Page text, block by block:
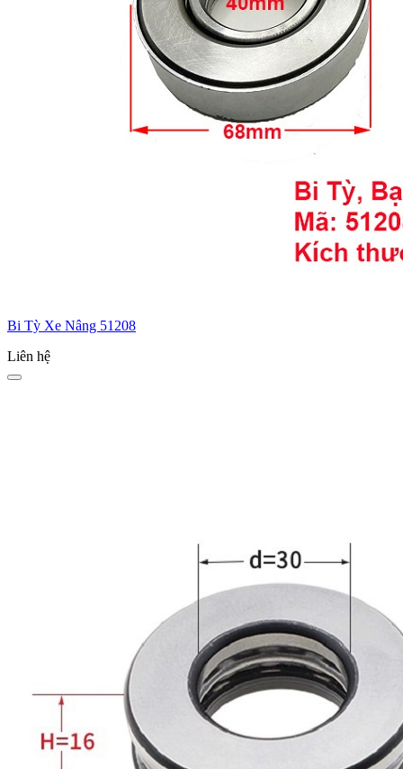
Bi Tỳ Xe Nâng 51208
Liên hệ